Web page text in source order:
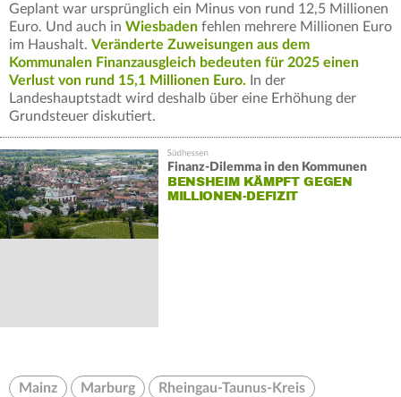
Geplant war ursprünglich ein Minus von rund 12,5 Millionen
Euro. Und auch in Wiesbaden fehlen mehrere Millionen Euro
im Haushalt. Veränderte Zuweisungen aus dem
Kommunalen Finanzausgleich bedeuten für 2025 einen
Verlust von rund 15,1 Millionen Euro. In der
Landeshauptstadt wird deshalb über eine Erhöhung der
Grundsteuer diskutiert.
Finanz-Dilemma in den Kommunen
BENSHEIM KÄMPFT GEGEN
MILLIONEN-DEFIZIT
Mainz Marburg Rheingau-Taunus-Kreis